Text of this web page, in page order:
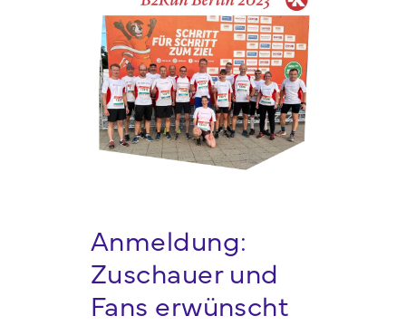
FAQ häufige Fragen
Anmeldung:
Zuschauer und
Fans erwünscht